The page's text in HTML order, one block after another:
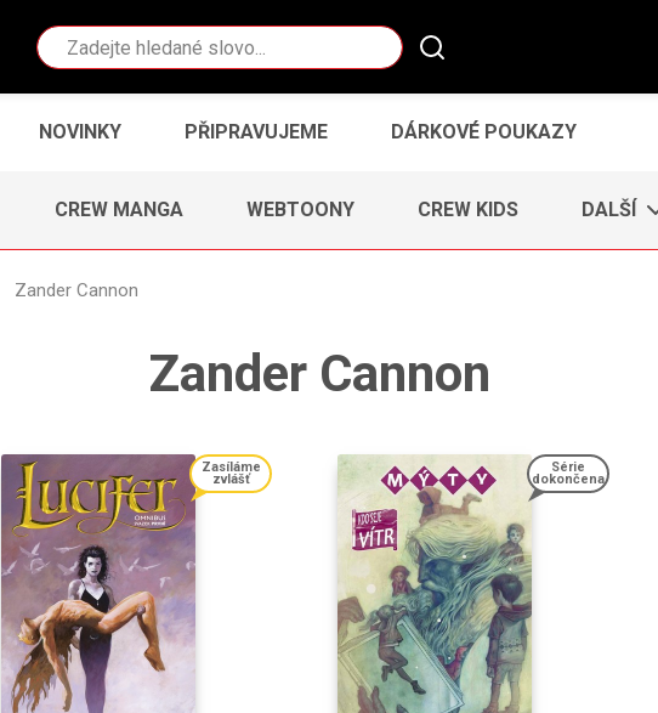
Vyhledávání
NOVINKY PŘIPRAVUJEME DÁRKOVÉ POUKAZY
CREW MANGA WEBTOONY CREW KIDS DALŠÍ
Zander Cannon
Zander Cannon
Zasíláme
zvlášť
Série
dokončena